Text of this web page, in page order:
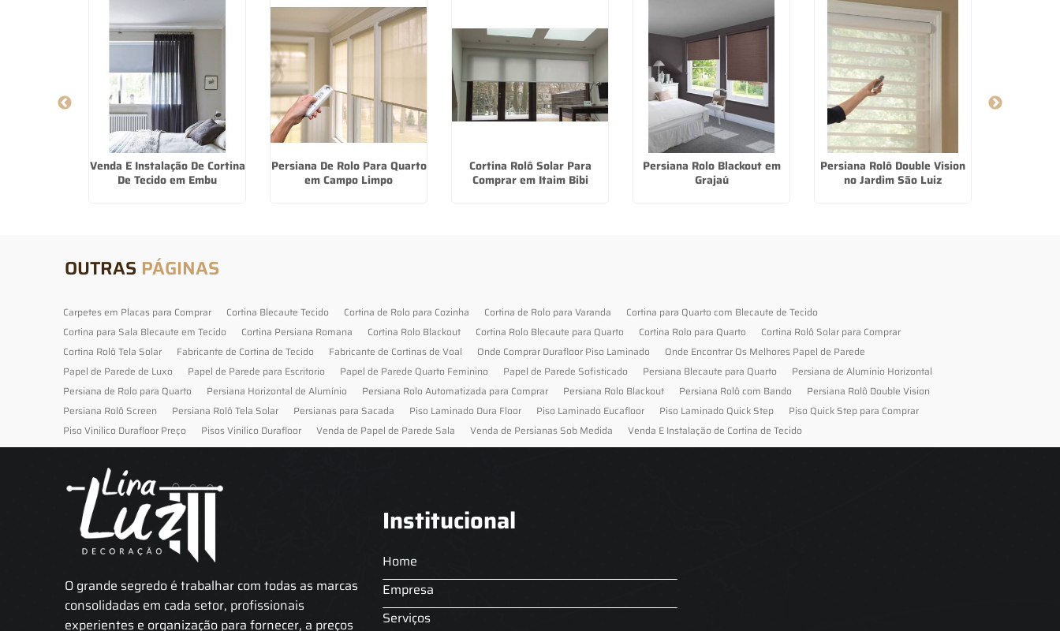
Venda E Instalação De Cortina
De Tecido em Embu
Persiana De Rolo Para Quarto
em Campo Limpo
Cortina Rolô Solar Para
Comprar em Itaim Bibi
Persiana Rolo Blackout em
Grajaú
Persiana Rolô Double Vision
no Jardim São Luiz
OUTRAS PÁGINAS
Carpetes em Placas para Comprar Cortina Blecaute Tecido Cortina de Rolo para Cozinha Cortina de Rolo para Varanda
Cortina para Quarto com Blecaute de Tecido
Cortina para Sala Blecaute em Tecido
Cortina Persiana Romana Cortina Rolo Blackout Cortina Rolo Blecaute para Quarto Cortina Rolo para Quarto
Cortina Rolô Solar para Comprar
Cortina Rolô Tela Solar
Fabricante de Cortina de Tecido Fabricante de Cortinas de Voal Onde Comprar Durafloor Piso Laminado
Onde Encontrar Os Melhores Papel de Parede
Papel de Parede de Luxo
Papel de Parede para Escritorio Papel de Parede Quarto Feminino Papel de Parede Sofisticado Persiana Blecaute para Quarto
Persiana de Alumínio Horizontal
Persiana de Rolo para Quarto
Persiana Horizontal de Alumínio Persiana Rolo Automatizada para Comprar Persiana Rolo Blackout Persiana Rolô com Bando
Persiana Rolô Double Vision
Persiana Rolô Screen
Persiana Rolô Tela Solar Persianas para Sacada Piso Laminado Dura Floor Piso Laminado Eucafloor Piso Laminado Quick Step
Piso Quick Step para Comprar
Piso Vinilico Durafloor Preço
Pisos Vinilico Durafloor Venda de Papel de Parede Sala Venda de Persianas Sob Medida Venda E Instalação de Cortina de Tecido
O grande segredo é trabalhar com todas as marcas
consolidadas em cada setor, profissionais
experientes e organização para fornecer, a preços
Institucional
Home
Empresa
Serviços